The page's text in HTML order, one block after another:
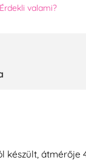
Érdekli valami?
átmérője